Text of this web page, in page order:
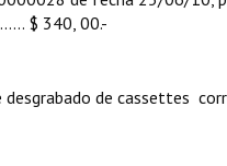
$ 340, 00.-
de cassettes